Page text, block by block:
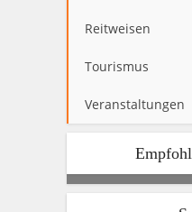
Reitweisen
Tourismus
Veranstaltungen